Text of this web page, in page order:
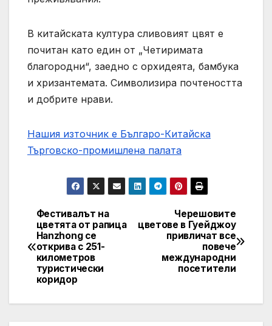
В китайската култура сливовият цвят е
почитан като един от „Четиримата
благородни“, заедно с орхидеята, бамбука
и хризантемата. Символизира почтеността
и добрите нрави.
Нашия източник е Българо-Китайска
Търговско-промишлена палaта
Post
navigation
Черешовите
цветове в Гуейджоу
привличат все
повече
международни
посетители
Фестивалът на
цветята от рапица
Hanzhong се
открива с 251-
километров
туристически
коридор